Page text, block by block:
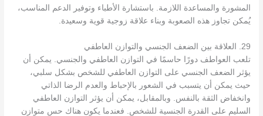
المشورة والمساعدة اللازمة. باستشارة الأطباء وتوفير الدعم المناسب،
يُمكن تجاوز هذه الصعوبة وبناء علاقة زوجية قوية وسعيدة.
29. العلاقة بين الضعف الجنسي والتوازن العاطفي
تلعب العواطف دورًا حاسمًا في التوازن العاطفي والجنسي. يمكن أن
يؤثر الضعف الجنسي على التوازن العاطفي للشخص بشكل سلبي،
حيث يمكن أن يتسبب في الشعور بالإحباط والعدم الرضا الذاتي
وانخفاض الثقة بالنفس. وبالمقابل، يمكن أن يؤثر التوازن العاطفي
السليم على القدرة الجنسية للشخص. فعندما يكون هناك حس متوازن